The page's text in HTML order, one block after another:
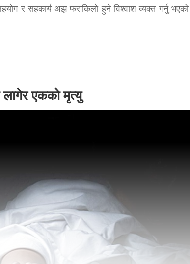
र सहकार्य अझ फराकिलो हुने विश्वाश व्यक्त गर्नु
लागेर एकको मृत्यु